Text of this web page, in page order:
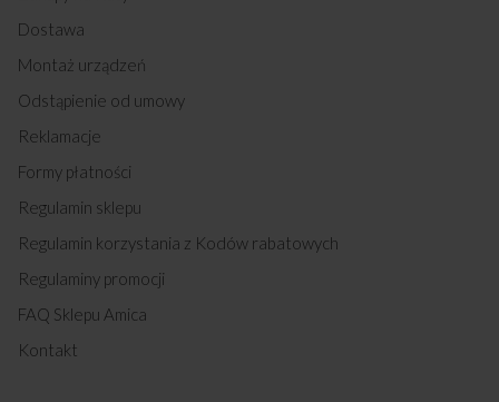
Dostawa
Montaż urządzeń
Odstąpienie od umowy
Reklamacje
Formy płatności
Regulamin sklepu
Regulamin korzystania z Kodów rabatowych
Regulaminy promocji
FAQ Sklepu Amica
Kontakt